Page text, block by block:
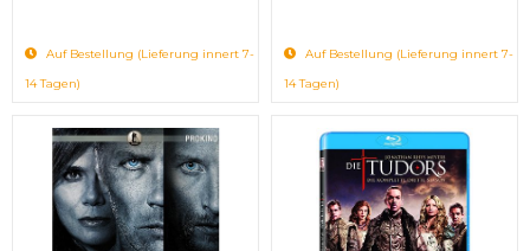
Auf Bestellung (Lieferung innert 7-
14 Tagen)
Auf Bestellung (Lieferung innert 7-
14 Tagen)